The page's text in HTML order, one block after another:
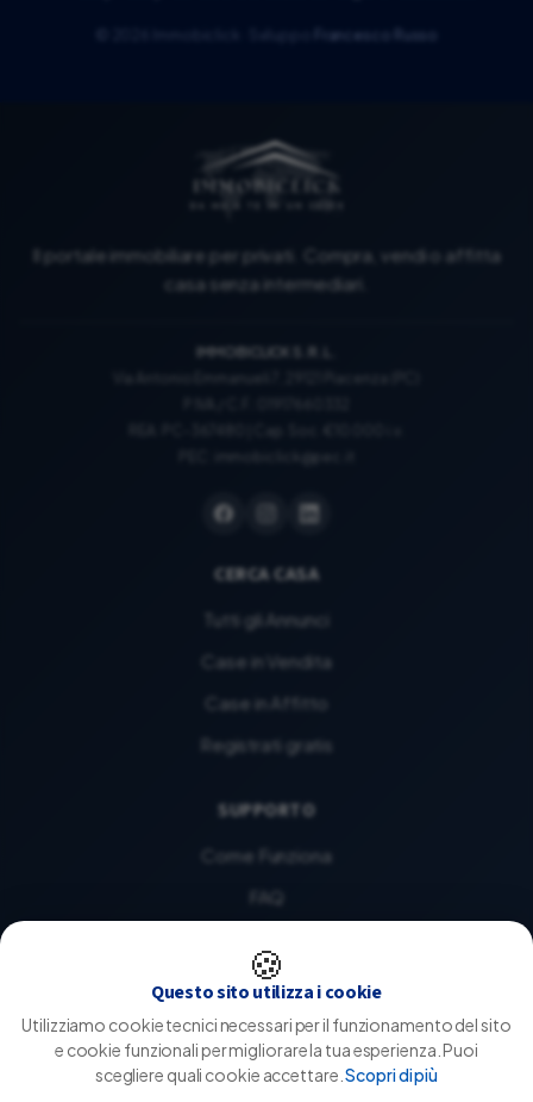
Francesco Russo
Il portale immobiliare per privati. Compra, vendi o affitta
casa senza intermediari.
IMMOBICLICK S.R.L.
CERCA CASA
Tutti gli Annunci
Case in Vendita
Case in Affitto
Registrati gratis
SUPPORTO
Come Funziona
FAQ
Chi Siamo
LEGALE
🍪
Questo sito utilizza i cookie
Utilizziamo cookie tecnici necessari per il funzionamento del sito
e cookie funzionali per migliorare la tua esperienza. Puoi
scegliere quali cookie accettare.Scopri di più